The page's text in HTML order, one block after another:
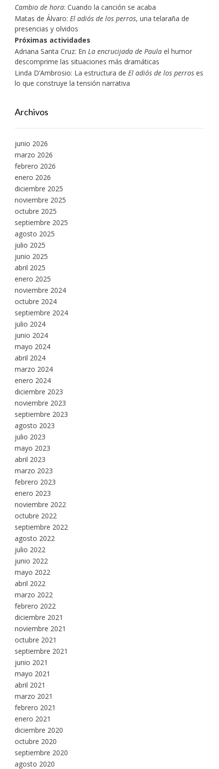
Cambio de hora: Cuando la canción se acaba
Matas de Álvaro: El adiós de los perros, una telaraña de
presencias y olvidos
Próximas actividades
Adriana Santa Cruz: En La encrucijada de Paula el humor
descomprime las situaciones más dramáticas
Linda D’Ambrosio: La estructura de El adiós de los perros es
lo que construye la tensión narrativa
Archivos
junio 2026
marzo 2026
febrero 2026
enero 2026
diciembre 2025
noviembre 2025
octubre 2025
septiembre 2025
agosto 2025
julio 2025
junio 2025
abril 2025
enero 2025
noviembre 2024
octubre 2024
septiembre 2024
julio 2024
junio 2024
mayo 2024
abril 2024
marzo 2024
enero 2024
diciembre 2023
noviembre 2023
septiembre 2023
agosto 2023
julio 2023
mayo 2023
abril 2023
marzo 2023
febrero 2023
enero 2023
noviembre 2022
octubre 2022
septiembre 2022
agosto 2022
julio 2022
junio 2022
mayo 2022
abril 2022
marzo 2022
febrero 2022
diciembre 2021
noviembre 2021
octubre 2021
septiembre 2021
junio 2021
mayo 2021
abril 2021
marzo 2021
febrero 2021
enero 2021
diciembre 2020
octubre 2020
septiembre 2020
agosto 2020